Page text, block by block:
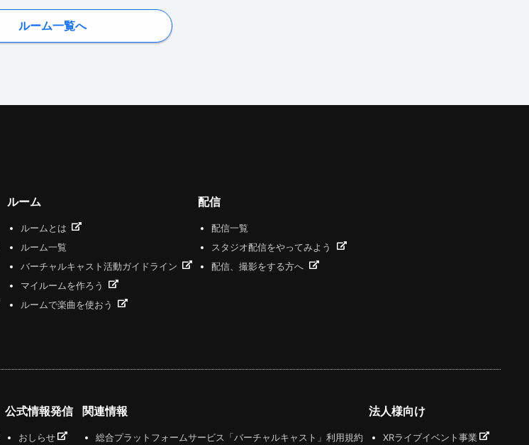
ルーム一覧へ
ルーム
ルームとは
ルーム一覧
バーチャルキャスト活動ガイドライン
マイルームを作ろう
ルームで楽曲を使おう
配信
配信一覧
スタジオ配信をやってみよう
配信、撮影をする方へ
公式情報発信
おしらせ
関連情報
総合プラットフォームサービス「バーチャルキャスト」利用規約
法人様向け
XRライブイベント事業